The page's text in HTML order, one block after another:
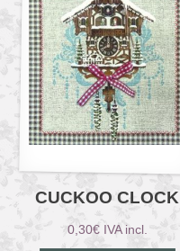
CUCKOO CLOCK
0,30€ IVA incl.